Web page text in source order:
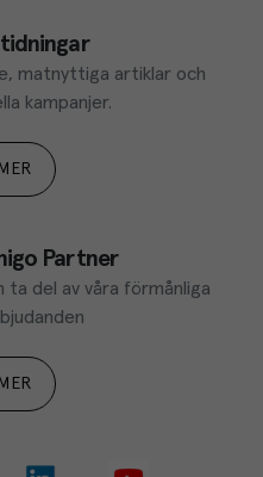
matnyttiga artiklar och
kampanjer.
Partner
ta del av våra förmånliga